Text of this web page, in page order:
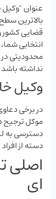
عنوان
بالاترین
قضایی کشور
انتخابی
محدودیتی
نداشته
وکیل
در برخی
موکل ترجیح
دسترسی به
دسته از
اصلی
‌ای